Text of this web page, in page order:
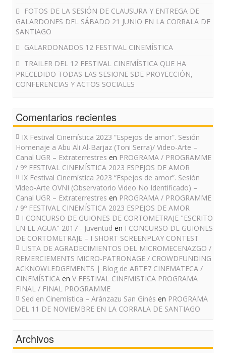
FOTOS DE LA SESIÓN DE CLAUSURA Y ENTREGA DE
GALARDONES DEL SÁBADO 21 JUNIO EN LA CORRALA DE
SANTIAGO
GALARDONADOS 12 FESTIVAL CINEMÍSTICA
TRAILER DEL 12 FESTIVAL CINEMÍSTICA QUE HA
PRECEDIDO TODAS LAS SESIONE SDE PROYECCIÓN,
CONFERENCIAS Y ACTOS SOCIALES
Comentarios recientes
IX Festival Cinemística 2023 “Espejos de amor”. Sesión
Homenaje a Abu Ali Al-Barjaz (Toni Serra)/ Video-Arte –
Canal UGR – Extraterrestres en PROGRAMA / PROGRAMME
/ 9º FESTIVAL CINEMÍSTICA 2023 ESPEJOS DE AMOR
IX Festival Cinemística 2023 “Espejos de amor”. Sesión
Video-Arte OVNI (Observatorio Video No Identificado) –
Canal UGR – Extraterrestres en PROGRAMA / PROGRAMME
/ 9º FESTIVAL CINEMÍSTICA 2023 ESPEJOS DE AMOR
I CONCURSO DE GUIONES DE CORTOMETRAJE "ESCRITO
EN EL AGUA" 2017 - Juventud en I CONCURSO DE GUIONES
DE CORTOMETRAJE – I SHORT SCREENPLAY CONTEST
LISTA DE AGRADECIMIENTOS DEL MICROMECENAZGO /
REMERCIEMENTS MICRO-PATRONAGE / CROWDFUNDING
ACKNOWLEDGEMENTS | Blog de ARTE7 CINEMATECA /
CINEMÍSTICA en V FESTIVAL CINEMISTICA PROGRAMA
FINAL / FINAL PROGRAMME
Sed en Cinemística – Aránzazu San Ginés en PROGRAMA
DEL 11 DE NOVIEMBRE EN LA CORRALA DE SANTIAGO
Archivos